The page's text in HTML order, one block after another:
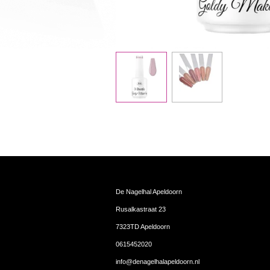
De Nagelhal Apeldoorn
Rusalkastraat 23
7323TD Apeldoorn
0615452020
info@denagelhalapeldoorn.nl